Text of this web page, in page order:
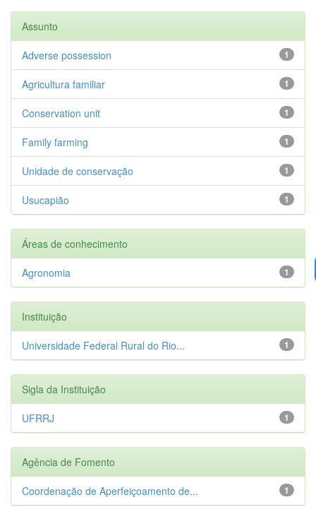
Assunto
1
Adverse possession
1
Agricultura familiar
1
Conservation unit
1
Family farming
1
Unidade de conservação
1
Usucapião
Áreas de conhecimento
1
Agronomia
Instituição
1
Universidade Federal Rural do Rio...
Sigla da Instituição
1
UFRRJ
Agência de Fomento
1
Coordenação de Aperfeiçoamento de...